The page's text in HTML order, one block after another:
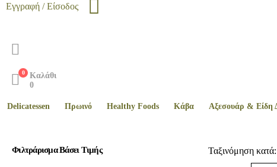
Εγγραφή / Είσοδος
0
Καλάθι
0
Delicatessen Πρωινό Healthy Foods Kάβα Αξεσουάρ & Είδη
Ταξινόμηση κατά:
Φιλτράρισμα Βάσει Τιμής